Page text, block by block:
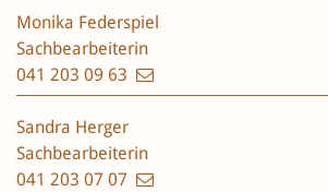
Monika Federspiel
Sachbearbeiterin
041 203 09 63
Sandra Herger
Sachbearbeiterin
041 203 07 07